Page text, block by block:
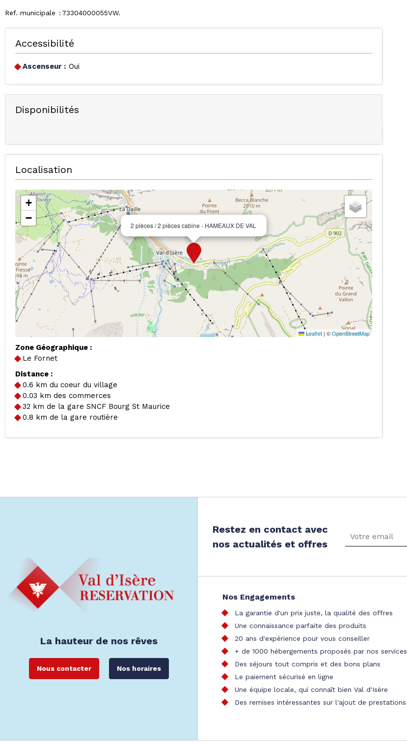
Ref. municipale 73304000055VW
Accessibilité
Ascenseur : Oui
Disponibilités
Localisation
2 pièces / 2 pièces cabine - HAMEAUX DE VAL
+
−
Leaflet | ©OpenStreetMap
Zone Géographique :
Le Fornet
Distance :
0.6 km du coeur du village
0.03 km des commerces
32 km de la gare SNCF Bourg St Maurice
0.8 km de la gare routière
La hauteur de nos rêves
Nous contacter Nos horaires
Restez en contact avec
nos actualités et offres
Nos Engagements
La garantie d'un prix juste, la qualité des offres
Une connaissance parfaite des produits
20 ans d'expérience pour vous conseiller
+ de 1000 hébergements proposés par nos services
Des séjours tout compris et des bons plans
Le paiement sécurisé en ligne
Une équipe locale, qui connaît bien Val d'Isère
Des remises intéressantes sur l'ajout de prestations